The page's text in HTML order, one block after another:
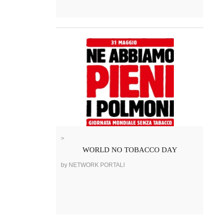
>
WORLD NO TOBACCO DAY
by NETWORK PORTALI